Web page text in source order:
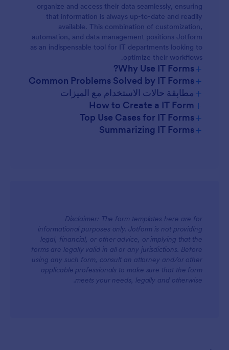
organize and access their data seamlessly, ensuring
that information is always up-to-date and readily
available. This combination of customization,
automation, and data management positions Jotform
as an indispensable tool for IT departments looking to
optimize their workflows.
+
Why Use IT Forms?
+
Common Problems Solved by IT Forms
+ مطابقة حالات الاستخدام مع الميزات
+
How to Create a IT Form
+
Top Use Cases for IT Forms
For Teams
+
Summarizing IT Forms
Disclaimer: The form templates here are for
informational purposes only. Jotform is not providing
legal, financial, or other advice, or implying that the
forms are legally valid in all or any jurisdictions. Before
using any such form, consult an attorney and/or other
applicable professionals to make sure that the form
meets your needs, legally and otherwise.